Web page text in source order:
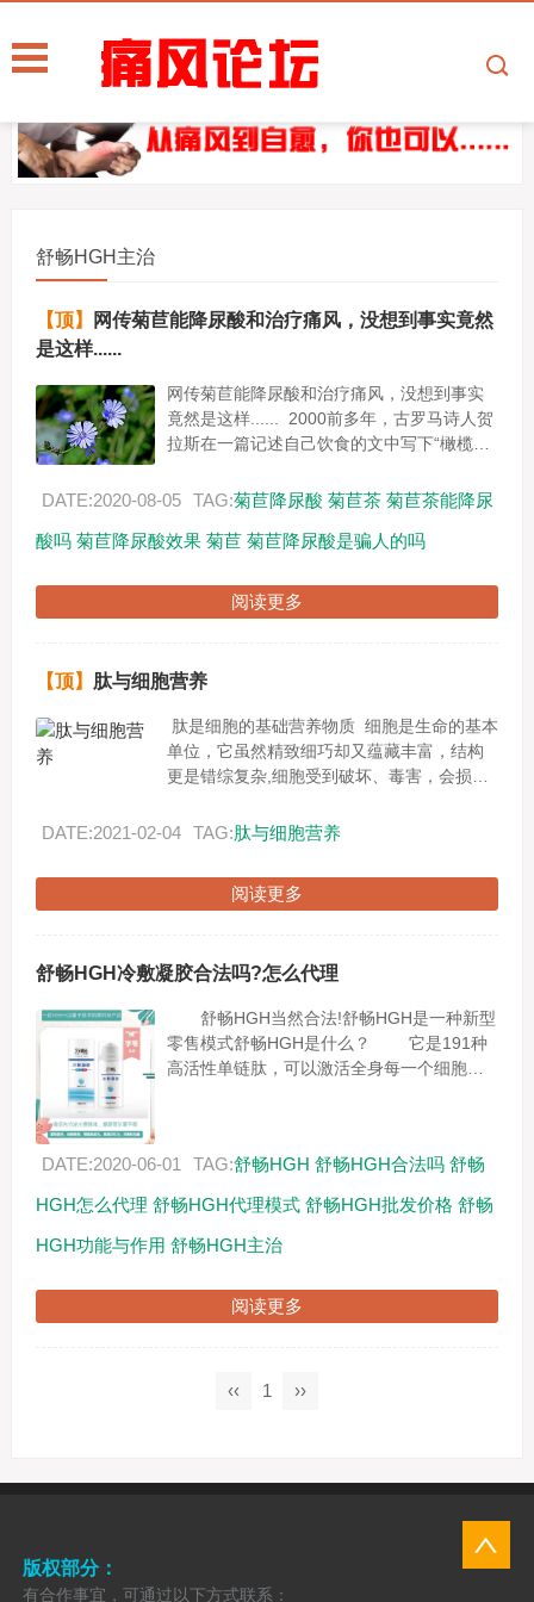
舒畅HGH主治
【顶】
网传菊苣能降尿酸和治疗痛风，没想到事实竟然
是这样......
网传菊苣能降尿酸和治疗痛风，没想到事实
竟然是这样...... 2000前多年，古罗马诗人贺
拉斯在一篇记述自己饮食的文中写下“橄榄、
食...
DATE:2020-08-05 TAG:菊苣降尿酸 菊苣茶 菊苣茶能降尿
酸吗 菊苣降尿酸效果 菊苣 菊苣降尿酸是骗人的吗
阅读更多
【顶】 肽与细胞营养
肽是细胞的基础营养物质 细胞是生命的基本
单位，它虽然精致细巧却又蕴藏丰富，结构
更是错综复杂,细胞受到破坏、毒害，会损害
就是--------...
DATE:2021-02-04 TAG:肽与细胞营养
阅读更多
舒畅HGH冷敷凝胶合法吗?怎么代理
舒畅HGH当然合法!舒畅HGH是一种新型
零售模式舒畅HGH是什么？ 它是191种
高活性单链肽，可以激活全身每一个细胞，
DATE:2020-06-01 TAG:舒畅HGH 舒畅HGH合法吗 舒畅
HGH怎么代理 舒畅HGH代理模式 舒畅HGH批发价格 舒畅
HGH功能与作用 舒畅HGH主治
阅读更多
‹‹ 1 ››
版权部分：
有合作事宜，可通过以下方式联系：